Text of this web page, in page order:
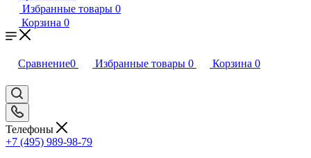
Избранные товары 0
Корзина 0
Сравнение0 Избранные товары 0 Корзина 0
Телефоны
+7 (495) 989-98-79